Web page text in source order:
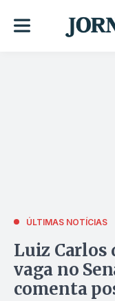
ÚLTIMAS NOTÍCIAS
Luiz Carlos
vaga no
comenta